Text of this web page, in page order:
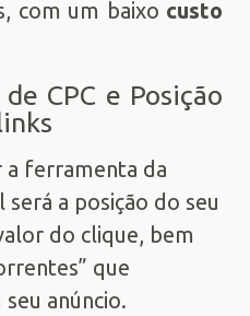
com um baixo custo
CPC e Posição
a ferramenta da
a posição do seu
do clique, bem
que
anúncio.